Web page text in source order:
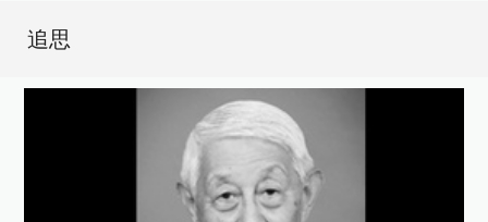
追思